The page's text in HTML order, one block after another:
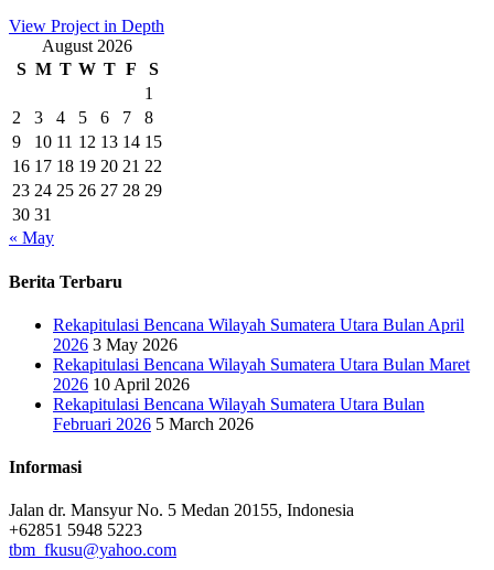
View Project in Depth
August 2026
S M T W T F
S
1
2
3 4 5 6 7
8
9
10 11 12 13 14 15
16 17 18 19 20 21 22
23 24 25 26 27 28 29
30 31
« May
Berita Terbaru
Rekapitulasi Bencana Wilayah Sumatera Utara Bulan April
2026 3 May 2026
Rekapitulasi Bencana Wilayah Sumatera Utara Bulan Maret
2026 10 April 2026
Rekapitulasi Bencana Wilayah Sumatera Utara Bulan
Februari 2026 5 March 2026
Informasi
Jalan dr. Mansyur No. 5 Medan 20155, Indonesia
+62851 5948 5223
tbm_fkusu@yahoo.com